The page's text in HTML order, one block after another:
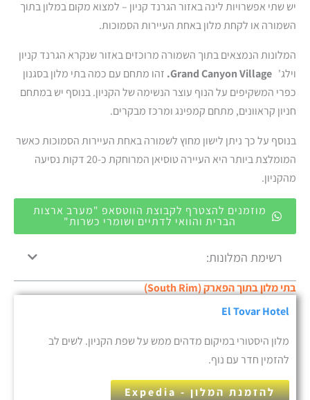
יש שתי אפשרויות לינה באזור הגרנד קניון – למצוא מקום במלון בתוך
השמורה או לקחת מלון באחת העיירות הסמוכות.
המלונות הנמצאים בתוך השמורה מרוכזים באזור שנקרא הגרנד קניון
וילג' Grand Canyon Village
. זהו מתחם עם כמה בתי מלון בסגנון
כפרי המשקיפים על הנוף עוצר הנשימה של הקניון. בנוסף יש במתחם
חניון קראוונים, מתחם קמפינג ומרכז מבקרים.
בנוסף על כך ניתן לישון מחוץ לשמורה באחת העיירות הסמוכות כאשר
המומלצת ביותר היא העיירה טוסיאן המרוחקת כ-20 דקות נסיעה
מהקניון.
מוזמנים להצטרף לקבוצת הווטסאפ "מערב ארצות
הברית והוואי לדתיים ושומרי כשרות"
רשימת המלונות:
בתי מלון בתוך הפארק (South Rim)
El Tovar Hotel
מלון היסטורי במיקום מדהים ממש על שפת הקניון. לשים לב
להזמין חדר עם נוף.
להזמנת המלון - Expedia